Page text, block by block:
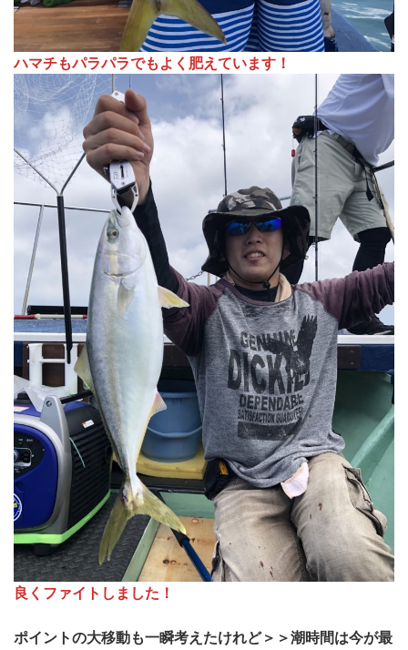
ハマチもパラパラでもよく肥えています！
良くファイトしました！
ポイントの大移動も一瞬考えたけれど＞＞潮時間は今が最